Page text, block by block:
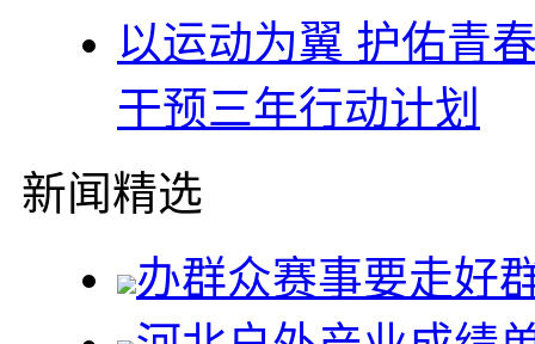
以运动为翼 护佑青
干预三年行动计划
新闻精选
办群众赛事要走好